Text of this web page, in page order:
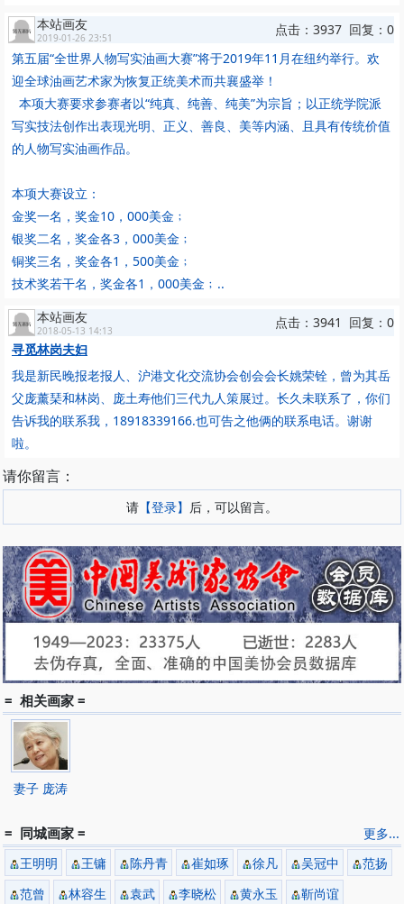
本站画友
2019-01-26 23:51
点击：3937 回复：0
第五届“全世界人物写实油画大赛”将于2019年11月在纽约举行。欢
迎全球油画艺术家为恢复正统美术而共襄盛举！
本项大赛要求参赛者以“纯真、纯善、纯美”为宗旨；以正统学院派
写实技法创作出表现光明、正义、善良、美等内涵、且具有传统价值
的人物写实油画作品。
本项大赛设立：
金奖一名，奖金10，000美金﹔
银奖二名，奖金各3，000美金﹔
铜奖三名，奖金各1，500美金﹔
技术奖若干名，奖金各1，000美金﹔..
本站画友
2018-05-13 14:13
点击：3941 回复：0
寻觅林岗夫妇
我是新民晚报老报人、沪港文化交流协会创会会长姚荣铨，曾为其岳
父庞薰琹和林岗、庞土寿他们三代九人策展过。长久未联系了，你们
告诉我的联系我，18918339166.也可告之他俩的联系电话。谢谢
啦。
请你留言：
请 【登录】 后，可以留言。
= 相关画家 =
妻子 庞涛
更多...
= 同城画家 =
王明明 王镛 陈丹青 崔如琢 徐凡 吴冠中
范扬
范曾
林容生 袁武 李晓松 黄永玉
靳尚谊